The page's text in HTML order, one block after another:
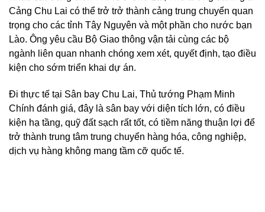
Cảng Chu Lai có thể trở trở thành cảng trung chuyển quan
trọng cho các tỉnh Tây Nguyên và một phần cho nước bạn
Lào. Ông yêu cầu Bộ Giao thông vận tải cùng các bộ
ngành liên quan nhanh chóng xem xét, quyết định, tạo điều
kiện cho sớm triển khai dự án.
Đi thực tế tại Sân bay Chu Lai, Thủ tướng Phạm Minh
Chính đánh giá, đây là sân bay với diện tích lớn, có điều
kiện hạ tầng, quỹ đất sạch rất tốt, có tiềm năng thuận lợi để
trở thành trung tâm trung chuyển hàng hóa, công nghiệp,
dịch vụ hàng không mang tầm cỡ quốc tế.